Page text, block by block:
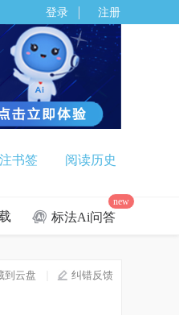
登录 注册
书签 阅读历史
标法Ai问答
new
到云盘 纠错反馈